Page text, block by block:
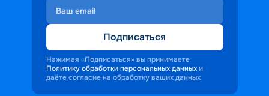
Подписаться
Нажимая «Подписаться» вы принимаете
Политику обработки персональных данных и
даёте согласие на обработку ваших данных